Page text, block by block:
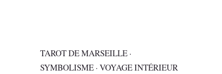
TAROT DE MARSEILLE ·
SYMBOLISME · VOYAGE INTÉRIEUR